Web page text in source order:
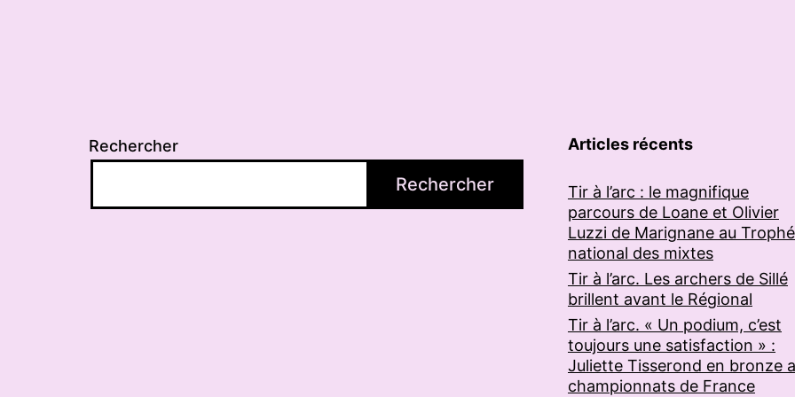
Rechercher
Rechercher
Articles récents
Tir à l’arc : le magnifique
parcours de Loane et Olivier
Luzzi de Marignane au
national des mixtes
Tir à l’arc. Les archers de Sillé
brillent avant le Régional
Tir à l’arc. « Un podium, c’est
toujours une satisfaction » :
Juliette Tisserond en bronze
championnats de France